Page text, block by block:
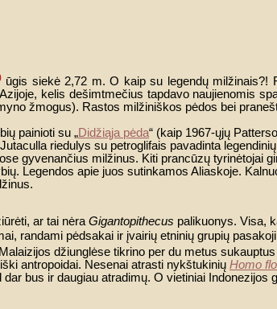
ūgis siekė 2,72 m. O kaip su legendų milžinais?!
kelis dešimtmečius tapdavo naujienomis
žmogus). Rastos milžiniškos pėdos bei
painioti su „Didžiąja pėda“ (kaip 1967-ųjų
riedulys su petroglifais pavadinta
gyvenančius milžinus. Kiti prancūzų tyrinėtojai
Legendos apie juos sutinkamos Aliaskoje.
ar tai nėraGigantopithecus palikuonys. Visa,
randami pėdsakai ir įvairių etninių grupių
Malaizijos džiunglėse tikrino per du metus
antropoidai. Nesenai atrasti nykštukinių Homo
dar bus ir daugiau atradimų. O vietiniai